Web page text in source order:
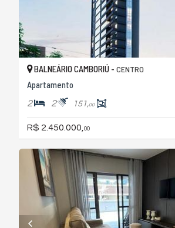
BALNEÁRIO CAMBORIÚ - CENTRO
Apartamento
2 2 151,00
R$ 2.450.000, 00